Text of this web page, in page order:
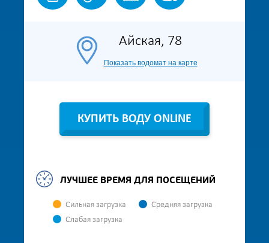
Айская, 78
Показать водомат на карте
КУПИТЬ ВОДУ ONLINE
ЛУЧШЕЕ ВРЕМЯ ДЛЯ ПОСЕЩЕНИЙ
Сильная загрузка
Средняя загрузка
Слабая загрузка